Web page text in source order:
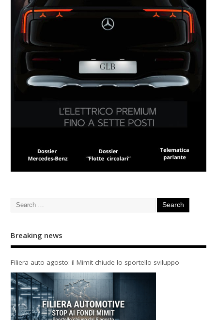
Breaking news
Filiera auto agosto: il Mimit chiude lo sportello sviluppo